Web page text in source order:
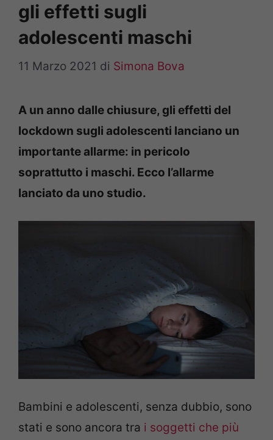
gli effetti sugli
adolescenti maschi
11 Marzo 2021 di Simona Bova
A un anno dalle chiusure, gli effetti del
lockdown sugli adolescenti lanciano un
importante allarme: in pericolo
soprattutto i maschi. Ecco l’allarme
lanciato da uno studio.
Bambini e adolescenti, senza dubbio, sono
stati e sono ancora tra i soggetti che più